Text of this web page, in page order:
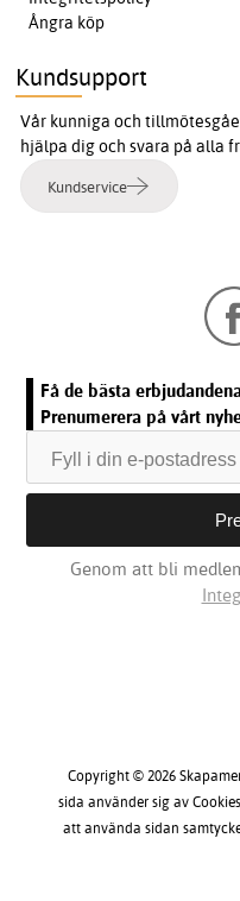
Ångra köp
Kundsupport
Vår kunniga och
hjälpa dig och svara på alla
Kundservice
Få de bästa
Prenumerera på vårt
Genom att bli
Copyright © 2026
sida använder sig av
att använda sidan